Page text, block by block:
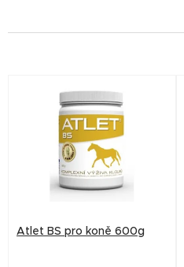
Atlet BS pro koně 600g